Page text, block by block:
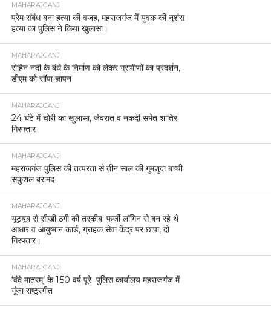
MAHARAJGANJ
प्रेम संबंध बना हत्या की वजह, महराजगंज में युवक की नृशंस
हत्या का पुलिस ने किया खुलासा।
MAHARAJGANJ
रोहिन नदी के बंधे के निर्माण को लेकर ग्रामीणों का प्रदर्शन,
डीएम को सौंपा ज्ञापन
MAHARAJGANJ
24 घंटे में चोरी का खुलासा, जेवरात व नकदी समेत शातिर
गिरफ्तार
MAHARAJGANJ
महराजगंज पुलिस की तत्परता से तीन साल की गुमशुदा बच्ची
सकुशल बरामद
MAHARAJGANJ
यूट्यूब से सीखी ठगी की तरकीब: फर्जी लॉगिन से बन रहे थे
आधार व आयुष्मान कार्ड, ग्राहक सेवा केंद्र पर छापा, दो
गिरफ्तार।
MAHARAJGANJ
‘वंदे मातरम्’ के 150 वर्ष पूरे पुलिस कार्यालय महराजगंज में
गूंजा राष्ट्रगीत